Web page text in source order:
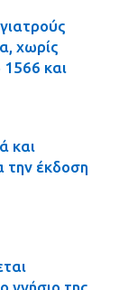
χωρίς
και
και
την έκδοση
γνήσιο της